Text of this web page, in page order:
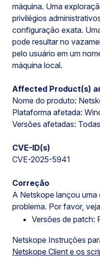
máquina. Uma
privilégios
configuração exata.
pode resultar no
pelo usuário em um
máquina local.
Affected Product(s)
Nome do produto:
Plataforma afetada:
Versões afetadas:
CVE-ID(s)
CVE-2025-5941
Correção
A Netskope lançou
problema. Por favor,
Versões de patch:
Netskope Instruções
Netskope Client e os